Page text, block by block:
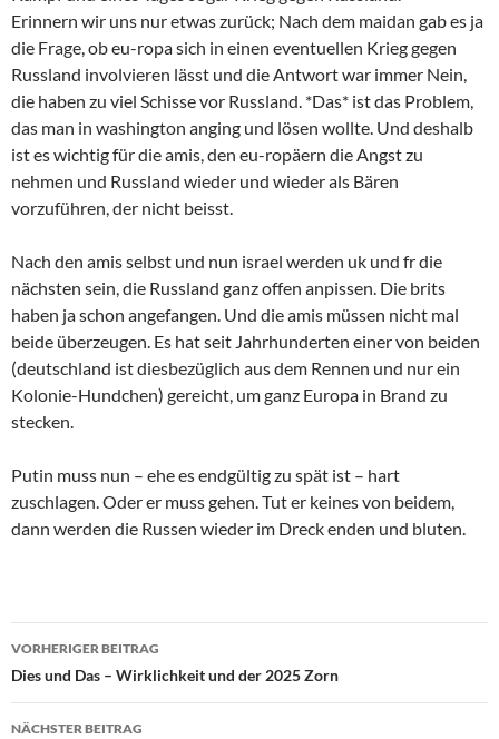
Erinnern wir uns nur etwas zurück; Nach dem maidan gab es ja
die Frage, ob eu-ropa sich in einen eventuellen Krieg gegen
Russland involvieren lässt und die Antwort war immer Nein,
die haben zu viel Schisse vor Russland. *Das* ist das Problem,
das man in washington anging und lösen wollte. Und deshalb
ist es wichtig für die amis, den eu-ropäern die Angst zu
nehmen und Russland wieder und wieder als Bären
vorzuführen, der nicht beisst.
Nach den amis selbst und nun israel werden uk und fr die
nächsten sein, die Russland ganz offen anpissen. Die brits
haben ja schon angefangen. Und die amis müssen nicht mal
beide überzeugen. Es hat seit Jahrhunderten einer von beiden
(deutschland ist diesbezüglich aus dem Rennen und nur ein
Kolonie-Hundchen) gereicht, um ganz Europa in Brand zu
stecken.
Putin muss nun – ehe es endgültig zu spät ist – hart
zuschlagen. Oder er muss gehen. Tut er keines von beidem,
dann werden die Russen wieder im Dreck enden und bluten.
Beitragsnavigation
VORHERIGER BEITRAG
Dies und Das – Wirklichkeit und der 2025 Zorn
NÄCHSTER BEITRAG